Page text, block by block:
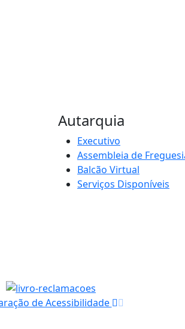
Autarquia
Executivo
Assembleia de
Balcão Virtual
Serviços Disponíveis
de Acessibilidade